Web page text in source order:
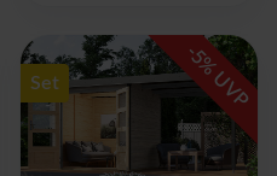
Set
-
5
% UVP